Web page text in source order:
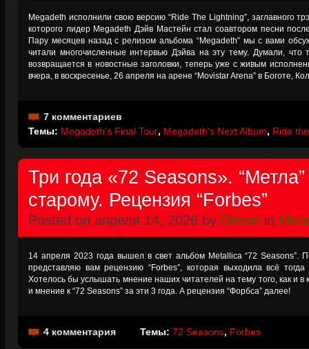
Megadeth исполнили свою версию “Ride The Lightning”, заглавного
которого лидер Megadeth Дэйв Мастейн стал соавтором песни
Пару месяцев назад с релизом альбома “Megadeth” мы с вами
читали многочисленные интервью Дэйва на эту тему. Думали,
возвращается в новостные заголовки, теперь уже с живым
вчера, в воскресенье, 26 апреля на арене “Movistar Arena” в Боготе,
7 комментариев
Темы: Megadeth's Final Tour, Megadeth's Next Album, Ride
Три года «72 Seasons».
старому. Рецензия “Forbes”
Posted on апреля 14, 2026 by Dimon in
14 апреля 2023 года вышел в свет альбом Metallica “72 Seasons”.
представляю вам рецензию “Forbes”, которая выходила всё
Хотелось бы услышать мнение наших читателей на тему того, как и
и мнение к “72 Seasons” за эти 3 года. А рецензия “Форбса” далее!
4 комментария Темы: 72 Seasons, Forbes